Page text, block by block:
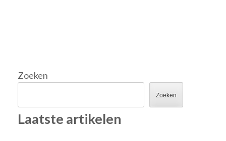
Zoeken
Zoeken
Laatste artikelen